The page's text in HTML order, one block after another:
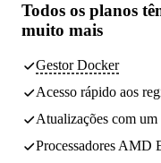
Todos os planos
muito mais
Gestor Docker
Acesso rápido aos
Atualizações com
Processadores AMD